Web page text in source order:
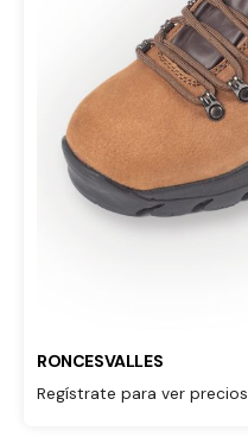
RONCESVALLES
Regístrate para ver precios